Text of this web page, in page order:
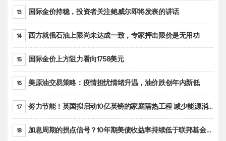
13 国际金价持稳，投资者关注鲍威尔即将发表的讲话
14 西方就俄石油上限尚未达成一致，专家抨击限价是无用功
15 国际金价上方阻力看向1758美元
16 美原油交易策略：疫情担忧情绪升温，油价跌创年内新低
17 努力节能！英国拟启动10亿英镑的家庭隔热工程 减少能源消耗
18 加息周期的拐点信号？10年期美债收益率持续低于联邦基金利率目标区间